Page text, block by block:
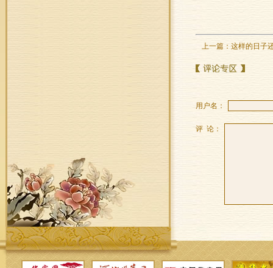
上一篇： 这样的日子
用户名：
评 论：